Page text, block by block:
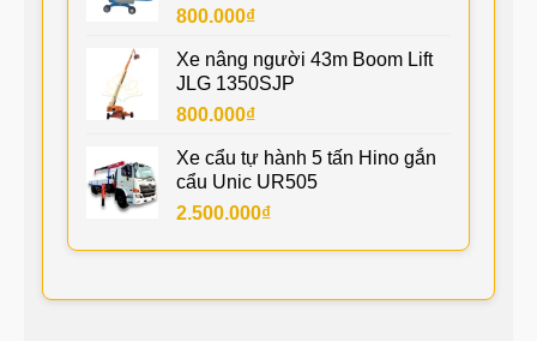
800.000₫
Xe nâng người 43m Boom Lift
JLG 1350SJP
800.000₫
Xe cẩu tự hành 5 tấn Hino gắn
cẩu Unic UR505
2.500.000₫